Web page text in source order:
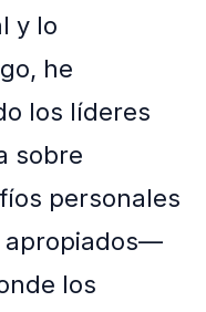
y lo
he
los líderes
sobre
personales
los